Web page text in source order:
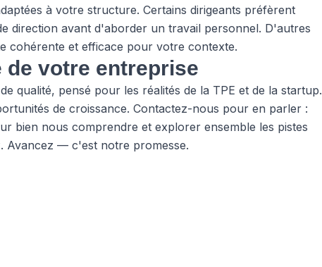
à votre structure. Certains dirigeants préfèrent
direction avant d'aborder un travail personnel. D'autres
cohérente et efficace pour votre contexte.
de votre entreprise
qualité, pensé pour les réalités de la TPE et de la startup.
de croissance. Contactez-nous pour en parler :
bien nous comprendre et explorer ensemble les pistes
Avancez — c'est notre promesse.